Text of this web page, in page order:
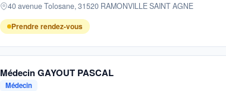
40 avenue Tolosane, 31520 RAMONVILLE SAINT AGNE
Prendre rendez-vous
Médecin GAYOUT PASCAL
Médecin